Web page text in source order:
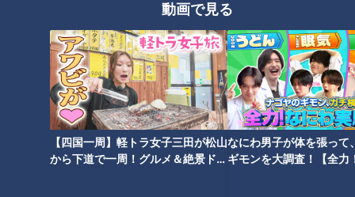
動画で見る
【四国一周】軽トラ女子三田が松山
から下道で一周！グルメ＆絶景ドラ
なにわ男子が体を張って
ギモンを大調査！【全力
ットの切れもいい。大きく崩れることはなく、そのマウンドは
見ていて安心できる。首位カープとの初戦、初回にいきなり先
頭の秋山翔吾にヒットを許したものの、その後は危なげない投
球が続く。８回を終えたところで、投げた球数は８５球だっ
本人も「意識した」と言うが、「マダックス」という意味を知
っていたファンも、それを楽しみにして９回を迎えた。得点は